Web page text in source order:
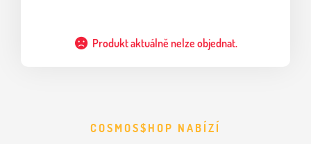
Produkt aktuálně nelze objednat.
COSMOS$HOP NABÍZÍ